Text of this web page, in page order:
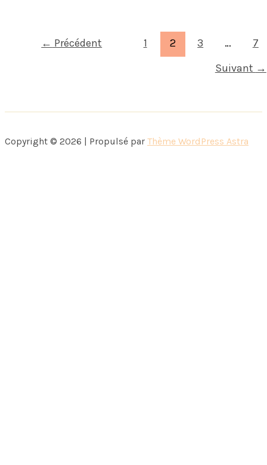
← Précédent 1 2 3 …
7
Suivant →
Copyright © 2026 | Propulsé par Thème WordPress Astra